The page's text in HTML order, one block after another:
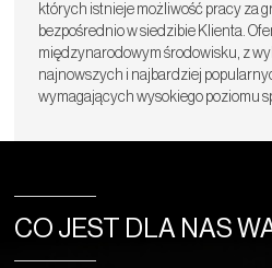
których istnieje możliwość pracy za
bezpośrednio w siedzibie Klienta.
międzynarodowym środowisku, z
najnowszych i najbardziej
wymagających wysokiego poziomu
CO JEST DLA NAS